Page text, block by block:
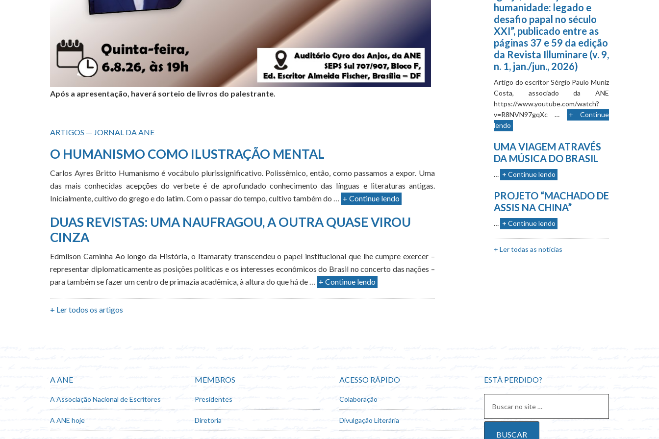
Após a apresentação, haverá sorteio de livros do palestrante.
ARTIGOS — JORNAL DA ANE
O HUMANISMO COMO ILUSTRAÇÃO MENTAL
Carlos Ayres Britto Humanismo é vocábulo plurissignificativo. Polissêmico, então, como passamos a expor. Uma
das mais conhecidas acepções do verbete é de aprofundado conhecimento das línguas e literaturas antigas.
Inicialmente, cultivo do grego e do latim. Com o passar do tempo, cultivo também do … + Continue lendo
DUAS REVISTAS: UMA NAUFRAGOU, A OUTRA QUASE VIROU
CINZA
Edmílson Caminha Ao longo da História, o Itamaraty transcendeu o papel institucional que lhe cumpre exercer –
representar diplomaticamente as posições políticas e os interesses econômicos do Brasil no concerto das nações –
para também se fazer um centro de primazia acadêmica, à altura do que há de … + Continue lendo
+ Ler todos os artigos
humanidade: legado e
desafio papal no século
XXI”, publicado entre as
páginas 37 e 59 da edição
da Revista Illuminare (v. 9,
n. 1, jan./jun., 2026)
Artigo do escritor Sérgio Paulo Muniz
Costa, associado da ANE
https://www.youtube.com/watch?
v=R8NVN97gqXc …
+ Continue
lendo
UMA VIAGEM ATRAVÉS
DA MÚSICA DO BRASIL
… + Continue lendo
PROJETO “MACHADO DE
ASSIS NA CHINA”
… + Continue lendo
+ Ler todas as notícias
A ANE
A Associação Nacional de Escritores
A ANE hoje
MEMBROS
Presidentes
Diretoria
ACESSO RÁPIDO
Colaboração
Divulgação Literária
ESTÁ PERDIDO?